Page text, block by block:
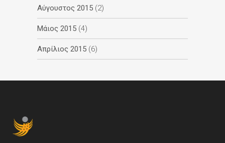
Αύγουστος 2015 (2)
Μάιος 2015 (4)
Απρίλιος 2015 (6)